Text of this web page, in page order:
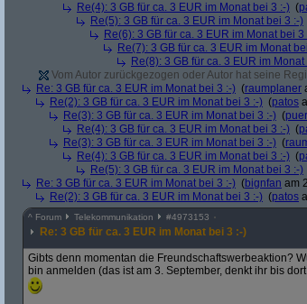
Re(4): 3 GB für ca. 3 EUR im Monat bei 3 :-) (
Re(5): 3 GB für ca. 3 EUR im Monat bei 3 :-)
Re(6): 3 GB für ca. 3 EUR im Monat bei 3
Re(7): 3 GB für ca. 3 EUR im Monat
Re(8): 3 GB für ca. 3 EUR im Monat
Vom Autor zurückgezogen oder Autor hat seine
Re: 3 GB für ca. 3 EUR im Monat bei 3 :-) (raumplaner
Re(2): 3 GB für ca. 3 EUR im Monat bei 3 :-) (patos
Re(3): 3 GB für ca. 3 EUR im Monat bei 3 :-) (
Re(4): 3 GB für ca. 3 EUR im Monat bei 3 :-) (
Re(3): 3 GB für ca. 3 EUR im Monat bei 3 :-) (
Re(4): 3 GB für ca. 3 EUR im Monat bei 3 :-) (
Re(5): 3 GB für ca. 3 EUR im Monat bei 3 :-)
Re: 3 GB für ca. 3 EUR im Monat bei 3 :-) (bignfan am
Re(2): 3 GB für ca. 3 EUR im Monat bei 3 :-) (patos
^ Forum Telekommunikation #4973153
Re: 3 GB für ca. 3 EUR im Monat bei 3 :-)
Gibts denn momentan die Freundschaftswerbeaktion?
bin anmelden (das ist am 3. September, denkt ihr bis